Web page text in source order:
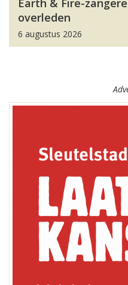
Earth & Fire-
overleden
6 augustus 2026